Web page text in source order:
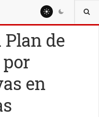
de
en